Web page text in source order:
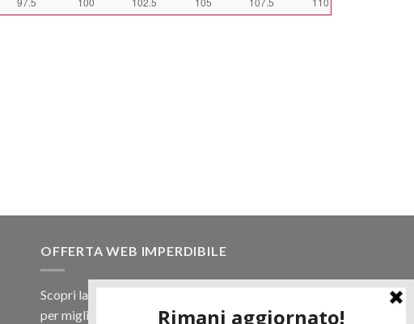
OFFERTA WEB IMPERDIBILE
Scopri la nostra offerta web! Un prezzo mai visto,
per migliaia di prodotti.